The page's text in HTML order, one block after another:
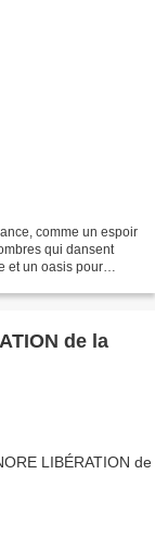
comme un espoir
qui dansent
et un oasis pour
de la